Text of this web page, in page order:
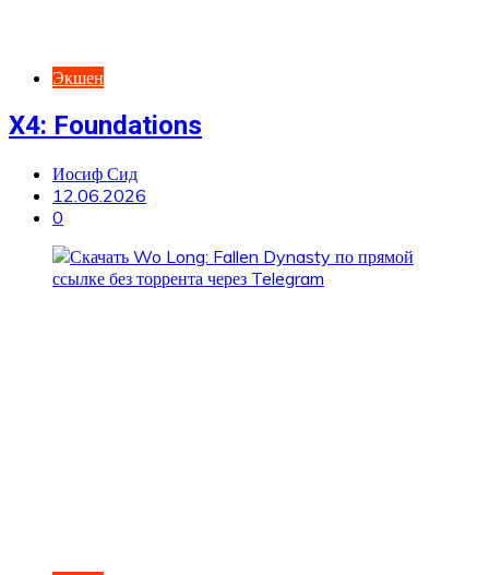
Экшен
X4: Foundations
Иосиф Сид
12.06.2026
0